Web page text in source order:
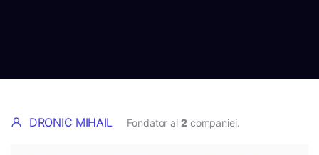
DRONIC MIHAIL Fondator al 2companiei.